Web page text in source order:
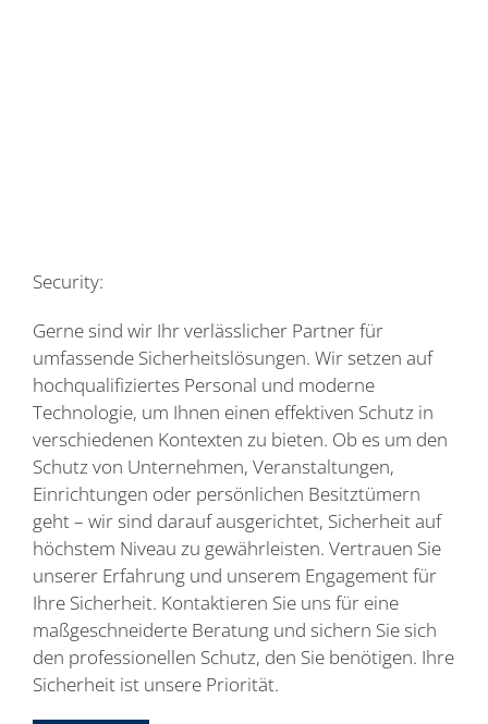
Security:
Gerne sind wir Ihr verlässlicher Partner für
umfassende Sicherheitslösungen. Wir setzen auf
hochqualifiziertes Personal und moderne
Technologie, um Ihnen einen effektiven Schutz in
verschiedenen Kontexten zu bieten. Ob es um den
Schutz von Unternehmen, Veranstaltungen,
Einrichtungen oder persönlichen Besitztümern
geht – wir sind darauf ausgerichtet, Sicherheit auf
höchstem Niveau zu gewährleisten. Vertrauen Sie
unserer Erfahrung und unserem Engagement für
Ihre Sicherheit. Kontaktieren Sie uns für eine
maßgeschneiderte Beratung und sichern Sie sich
den professionellen Schutz, den Sie benötigen. Ihre
Sicherheit ist unsere Priorität.